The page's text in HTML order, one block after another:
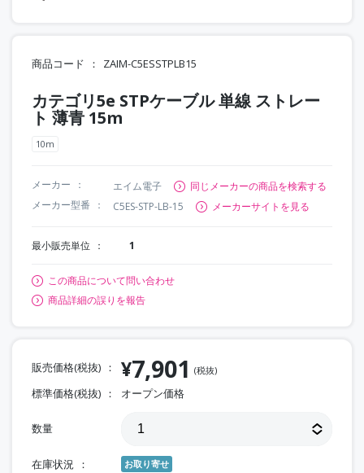
商品コード ZAIM-C5ESSTPLB15
カテゴリ5e STPケーブル 単線 ストレー
ト 薄青 15m
10m
メーカー エイム電子
同じメーカーの商品を検索する
メーカー型番
C5ES-STP-LB-15 メーカーサイトを見る
最小販売単位 1
この商品について問い合わせ
商品詳細の誤りを報告
販売価格(税抜) ¥7,901 (税抜)
標準価格(税抜) オープン価格
数量
在庫状況 お取り寄せ